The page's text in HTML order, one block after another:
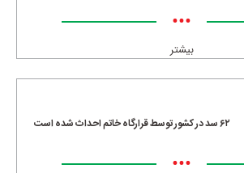
•••
بیشتر
۶۲ سد در کشور توسط قرارگاه خاتم احداث شده است
•••